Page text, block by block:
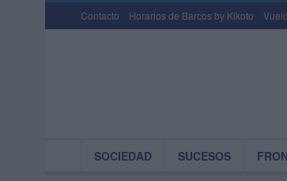
Contacto Horarios de Barcos by Kikoto
SOCIEDAD SUCESOS